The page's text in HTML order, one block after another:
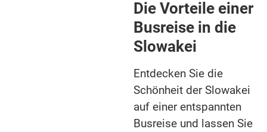
tauchen Sie ein in die lebendige Kulturszene der Stadt.
Die Uferpromenade entlang der Donau lädt zu einem
entspannten Spaziergang ein und vom Burgberg haben
Erleben Sie auf unseren Busreisen auch die malerische
Slowakische Schweiz im Osten des Landes mit ihren
bizarren Felsformationen und tiefen Schluchten.
Die Vorteile einer
Busreise in die
Slowakei
Entdecken Sie die
Schönheit der Slowakei
auf einer entspannten
Busreise und lassen Sie